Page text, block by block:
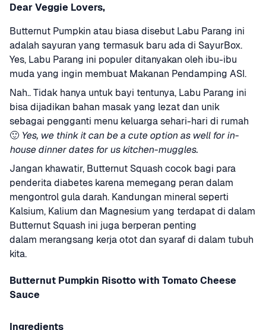
Dear Veggie Lovers,
Butternut Pumpkin atau biasa disebut Labu Parang ini
adalah sayuran yang termasuk baru ada di SayurBox.
Yes, Labu Parang ini populer ditanyakan oleh ibu-ibu
muda yang ingin membuat Makanan Pendamping ASI.
Nah.. Tidak hanya untuk bayi tentunya, Labu Parang ini
bisa dijadikan bahan masak yang lezat dan unik
sebagai pengganti menu keluarga sehari-hari di rumah
🙂 Yes, we think it can be a cute option as well for in-
house dinner dates for us kitchen-muggles.
Jangan khawatir, Butternut Squash cocok bagi para
penderita diabetes karena memegang peran dalam
mengontrol gula darah. Kandungan mineral seperti
Kalsium, Kalium dan Magnesium yang terdapat di dalam
Butternut Squash ini juga berperan penting
dalam merangsang kerja otot dan syaraf di dalam tubuh
kita.
Butternut Pumpkin Risotto with Tomato Cheese
Sauce
Ingredients